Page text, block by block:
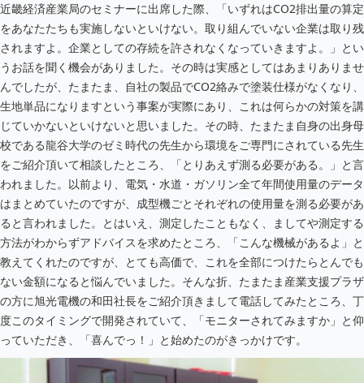
近畿経済産業局のセミナーに出席した際、「いずれはCO2排出量の算定
をあなたたちも実施しないといけない。取り組んでいない企業は取り残
されますよ。企業としての存続を許されなくなっていきますよ。」とい
うお話を聞く機会がありました。その時は実感としてはあまりありませ
んでしたが、たまたま、自社の製品でCO2絡みで塗装仕様がなくなり、
生地単品になりますという事案が実際にあり、これは何らかの対策を講
じていかないといけないと思いました。その時、たまたま自身の出身母
校である龍谷大学のゼミ時代の先生から環境をご専門にされている先生
をご紹介頂いて相談したところ、「とりあえず測る必要がある。」と言
われました。以前より、電気・水道・ガソリン全て年間使用量のデータ
はまとめていたのですが、成型機ごとそれぞれの使用量を測る必要があ
ると言われました。とはいえ、測定したこともなく、ましてや測定する
方法がわからずアドバイスを求めたところ、「こんな機械があるよ」と
教えてくれたのですが、とても高価で、これを全部につけたらとんでも
ない金額になると悩んでいました。そんな折、たまたま産業支援プラザ
の方に旭光電機の和田社長をご紹介頂きまして電話してみたところ、丁
度このタイミングで開発されていて、「モニターされてみますか」と仰
っていただき、「喜んでっ！」と始めたのがきっかけです。